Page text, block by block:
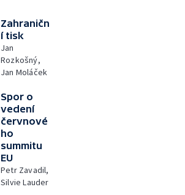
Zahraničn
í tisk
Jan
Rozkošný,
Jan Moláček
Spor o
vedení
červnové
ho
summitu
EU
Petr Zavadil,
Silvie Lauder